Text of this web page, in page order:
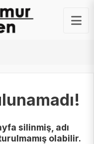
silinmiş, adı
olabilir.